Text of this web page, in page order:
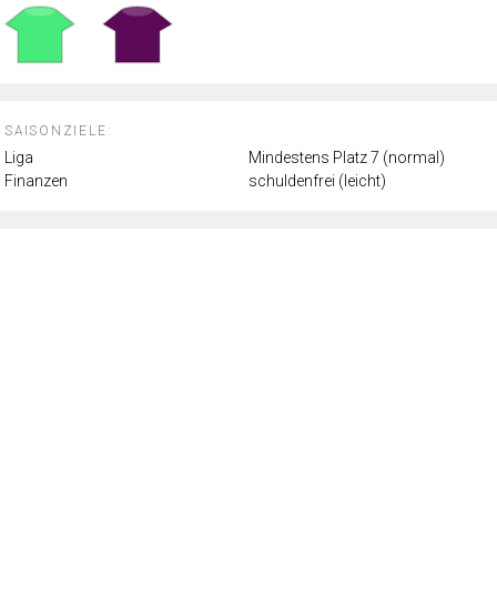
SAISONZIELE:
Liga
Mindestens Platz 7 (normal)
Finanzen
schuldenfrei (leicht)